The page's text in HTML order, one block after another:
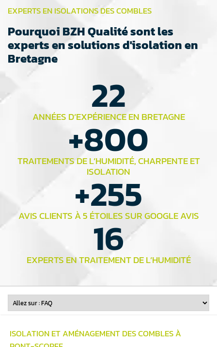
EXPERTS EN ISOLATIONS DES COMBLES
Pourquoi BZH Qualité sont les
experts en solutions d'isolation en
Bretagne
ANNÉES D’EXPÉRIENCE EN BRETAGNE
22
TRAITEMENTS DE L’HUMIDITÉ, CHARPENTE ET
ISOLATION
+800
AVIS CLIENTS À 5 ÉTOILES SUR GOOGLE AVIS
+255
EXPERTS EN TRAITEMENT DE L’HUMIDITÉ
16
ISOLATION ETAMÉNAGEMENT DES COMBLESÀ